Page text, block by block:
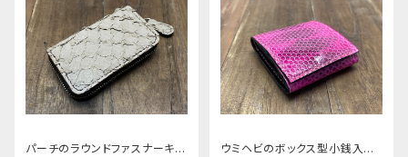
パーチのラウンドファスナーキー
ウミヘビのボックス型小銭入れ